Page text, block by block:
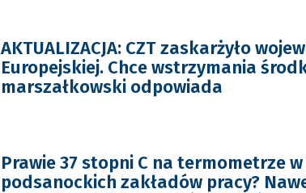
AKTUALIZACJA: CZT zaskarżyło
Europejskiej. Chce wstrzymania
marszałkowski odpowiada
Prawie 37 stopni C na termometrze
podsanockich zakładów pracy?